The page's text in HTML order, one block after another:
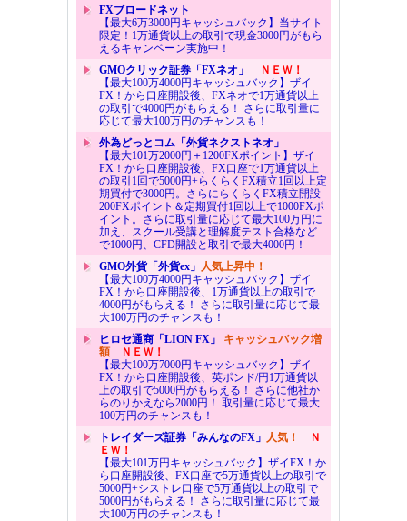
FXブロードネット
【最大6万3000円キャッシュバック】当サイト
限定！1万通貨以上の取引で現金3000円がもら
えるキャンペーン実施中！
GMOクリック証券「FXネオ」
ＮＥＷ！
【最大100万4000円キャッシュバック】ザイ
FX！から口座開設後、FXネオで1万通貨以上
の取引で4000円がもらえる！ さらに取引量に
応じて最大100万円のチャンスも！
外為どっとコム「外貨ネクストネオ」
【最大101万2000円＋1200FXポイント】ザイ
FX！から口座開設後、FX口座で1万通貨以上
の取引1回で5000円+らくらくFX積立1回以上定
期買付で3000円。さらにらくらくFX積立開設
200FXポイント＆定期買付1回以上で1000FXポ
イント。さらに取引量に応じて最大100万円に
加え、スクール受講と理解度テスト合格など
で1000円、CFD開設と取引で最大4000円！
GMO外貨「外貨ex」 人気上昇中！
【最大100万4000円キャッシュバック】ザイ
FX！から口座開設後、1万通貨以上の取引で
4000円がもらえる！ さらに取引量に応じて最
大100万円のチャンスも！
ヒロセ通商「LION FX」 キャッシュバック増
額ＮＥＷ！
【最大100万7000円キャッシュバック】ザイ
FX！から口座開設後、英ポンド/円1万通貨以
上の取引で5000円がもらえる！ さらに他社か
らのりかえなら2000円！ 取引量に応じて最大
100万円のチャンスも！
トレイダーズ証券「みんなのFX」 人気！
Ｎ
ＥＷ！
【最大101万円キャッシュバック】ザイFX！か
ら口座開設後、FX口座で5万通貨以上の取引で
5000円+シストレ口座で5万通貨以上の取引で
5000円がもらえる！ さらに取引量に応じて最
大100万円のチャンスも！